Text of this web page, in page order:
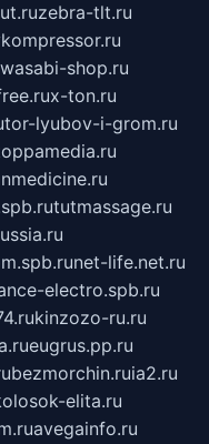
zebra-tlt.ru
wasabi-shop.ru
x-ton.ru
tor-lyubov-i-grom.ru
tutmassage.ru
net-life.net.ru
electro.spb.ru
kinzozo-ru.ru
eugrus.pp.ru
bezmorchin.ruia2.ru
elita.ru
avegainfo.ru